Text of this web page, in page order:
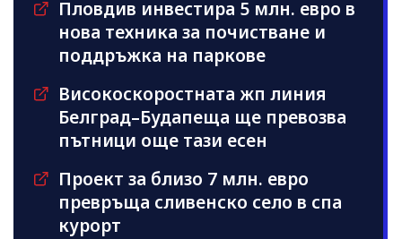
Пловдив инвестира 5 млн. евро в
нова техника за почистване и
поддръжка на паркове
Високоскоростната жп линия
Белград–Будапеща ще превозва
пътници още тази есен
Проект за близо 7 млн. евро
превръща сливенско село в спа
курорт